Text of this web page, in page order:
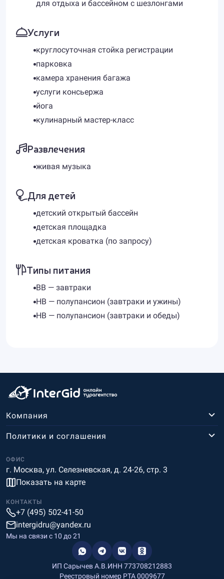
для отдыха и бассейном с шезлонгами
Услуги
круглосуточная стойка регистрации
парковка
камера хранения багажа
услуги консьержа
йога
кулинарный мастер-класс
Развлечения
живая музыка
Для детей
детский открытый бассейн
детская площадка
детская кроватка (по запросу)
Типы питания
BB — завтраки
HB — полупансион (завтраки и ужины)
HB — полупансион (завтраки и обеды)
Компания
ОФИС
г. Москва, ул. Селезневская, д. 24-26, стр. 3
Показать на карте
Политики и соглашения
КОНТАКТЫ
+7 (495) 502-41-50
intergidru@yandex.ru
Мы на связи c 10 до 21
ИП Сарычев А.В.ИНН 773708212883
Реестровый номер РТА 0009677